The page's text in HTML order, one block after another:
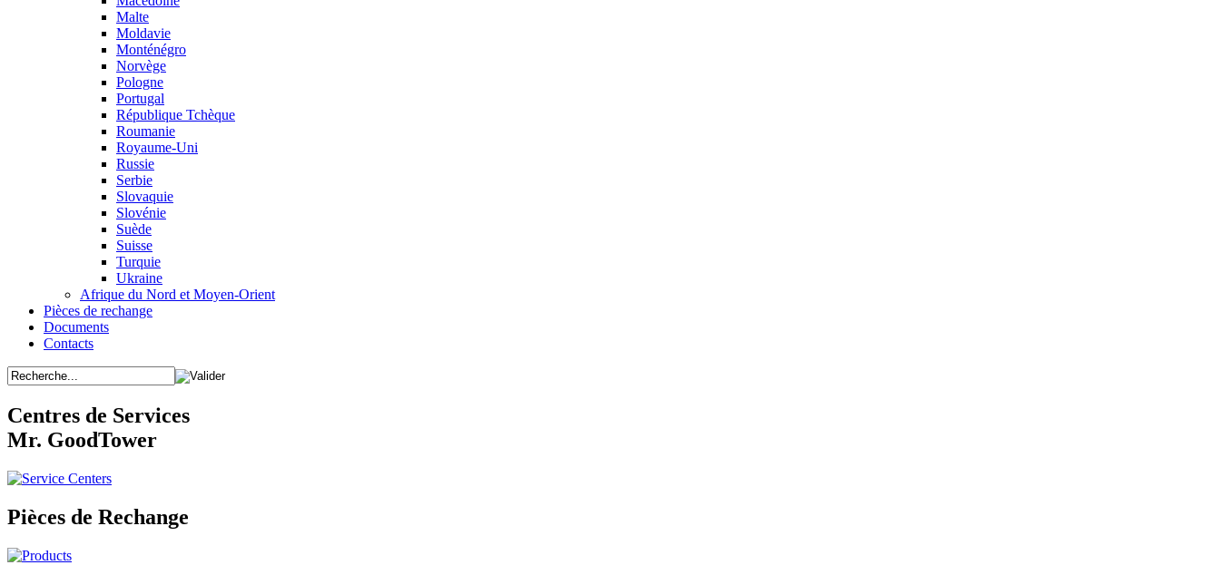
Malte
Moldavie
Monténégro
Norvège
Pologne
Portugal
République Tchèque
Roumanie
Royaume-Uni
Russie
Serbie
Slovaquie
Slovénie
Suède
Suisse
Turquie
Ukraine
Afrique du Nord et Moyen-Orient
Pièces de rechange
Documents
Contacts
Centres de Services
Mr. GoodTower
Pièces de Rechange